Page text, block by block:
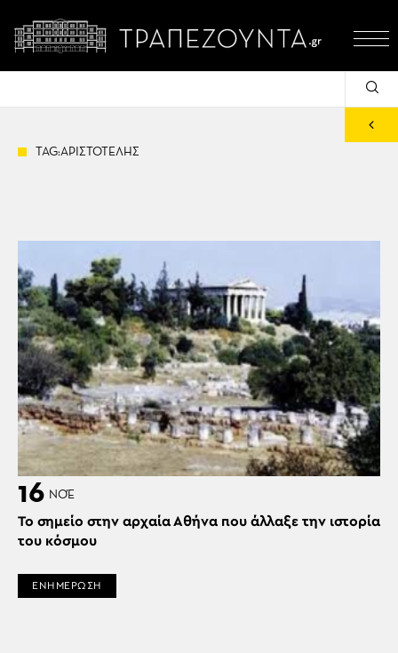
TAG:ΑΡΙΣΤΟΤΕΛΗΣ
16 ΝΟΈ
Το σημείο στην αρχαία Αθήνα που άλλαξε την ιστορία
του κόσμου
ΕΝΗΜΕΡΩΣΗ